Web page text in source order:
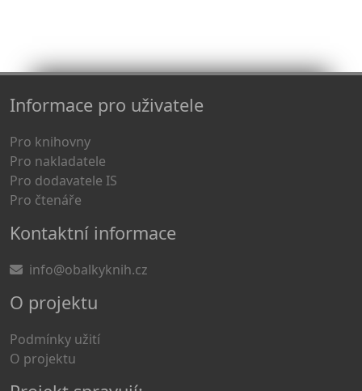
Informace pro uživatele
Pro knihovny
Pro nakladatele
Pro dodavatele IS
Pro čtenáře
Kontaktní informace
info@obalkyknih.cz
O projektu
Podmínky užití
O projektu